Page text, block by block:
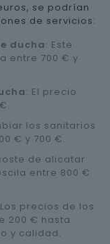
se podrían
de servicios:
ducha: Este
entre 700 € y
: El precio
los sanitarios
€ y 700 €.
de alicatar
entre 800 €
precios de los
200 € hasta
y calidad.